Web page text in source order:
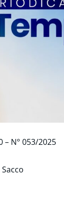
– N° 053/2025